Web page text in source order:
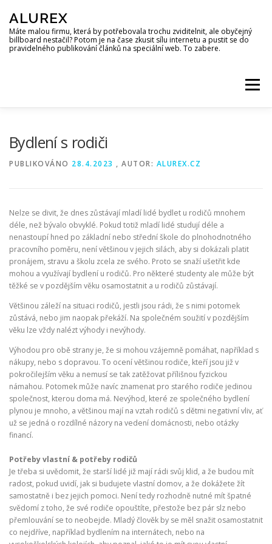
obsah
ALUREX
Máte malou firmu, která by potřebovala trochu zviditelnit, ale obyčejný
billboard nestačil? Potom je na čase zkusit sílu internetu a pustit se do
pravidelného publikování článků na speciální web. To zabere.
Menu
Bydlení s rodiči
PUBLIKOVÁNO 28.4.2023 , AUTOR: ALUREX.CZ
Nelze se divit, že dnes zůstávají mladí lidé bydlet u rodičů mnohem
déle, než bývalo obvyklé. Pokud totiž mladí lidé studují déle a
nenastoupí hned po základní nebo střední škole do plnohodnotného
pracovního poměru, není většinou v jejich silách, aby si dokázali platit
pronájem, stravu a školu zcela ze svého. Proto se snaží ušetřit kde
mohou a využívají bydlení u rodičů. Pro některé studenty ale může být
těžké se v pozdějším věku osamostatnit a u rodičů zůstávají.
Většinou záleží na situaci rodičů, jestli jsou rádi, že s nimi potomek
zůstává, nebo jim naopak překáží. Na společném soužití v pozdějším
věku lze vždy nalézt výhody i nevýhody.
Výhodou pro obě strany je, že si mohou vzájemně pomáhat, například s
nákupy, nebo s dopravou. To ocení většinou rodiče, kteří jsou již v
pokročilejším věku a nemusí se tak zatěžovat přílišnou fyzickou
námahou. Potomek může navíc znamenat pro starého rodiče jedinou
společnost, kterou doma má. Nevýhod, které ze společného bydlení
plynou je mnoho, a většinou mají na vztah rodičů s dětmi negativní vliv, ať
už se jedná o rozdílné názory na vedení domácnosti, nebo otázky
financí.
Potřeby vlastní & potřeby rodičů
Je třeba si uvědomit, že starší lidé již mají rádi svůj klid, a že budou mít
radost, pokud uvidí, jak si budujete vlastní domov, a že dokážete žít
samostatně i bez jejich pomoci. Není tedy rozhodně nutné mít špatné
svědomí z toho, že své rodiče opouštíte, přestože bez pár slz nebo
přemlouvání se to neobejde. Mladý člověk by se měl snažit osamostatnit
co nejdříve, například bydlením na internátech, nebo na